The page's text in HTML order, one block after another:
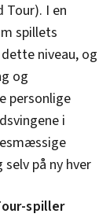
Tour). I en
spillets
niveau, og
og
personlige
i
selv på ny hver
spiller